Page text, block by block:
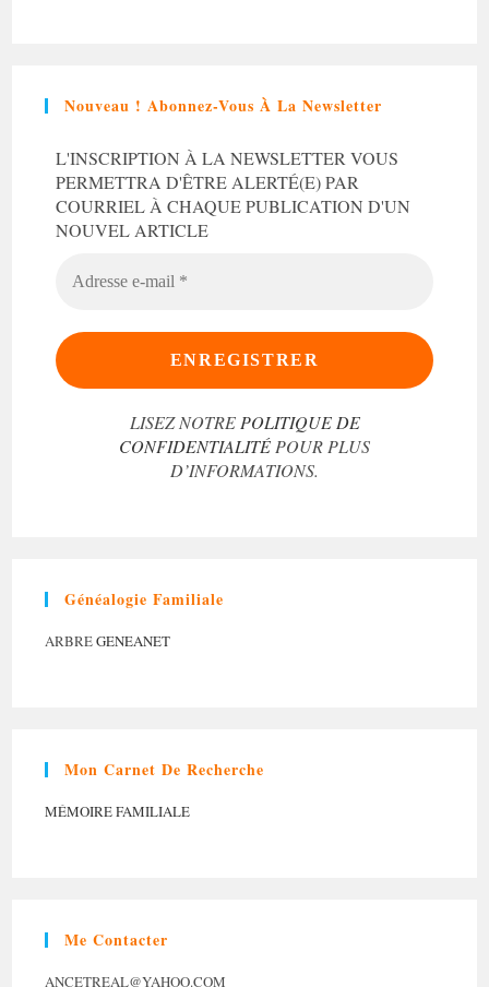
Nouveau ! Abonnez-Vous À La Newsletter
L'INSCRIPTION À LA NEWSLETTER VOUS
PERMETTRA D'ÊTRE ALERTÉ(E) PAR
COURRIEL À CHAQUE PUBLICATION D'UN
NOUVEL ARTICLE
LISEZ NOTRE POLITIQUE DE
CONFIDENTIALITÉ POUR PLUS
D’INFORMATIONS.
Généalogie Familiale
ARBREGENEANET
Mon Carnet De Recherche
MÉMOIRE FAMILIALE
Me Contacter
ANCETREAL@YAHOO.COM